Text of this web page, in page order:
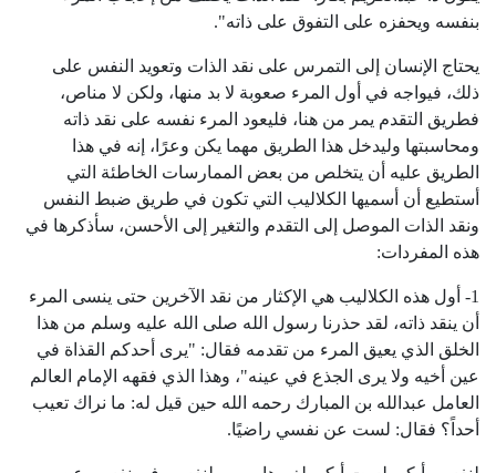
بنفسه ويحفزه على التفوق على ذاته".
يحتاج الإنسان إلى التمرس على نقد الذات وتعويد النفس على
ذلك، فيواجه في أول المرء صعوبة لا بد منها، ولكن لا مناص،
فطريق التقدم يمر من هنا، فليعود المرء نفسه على نقد ذاته
ومحاسبتها وليدخل هذا الطريق مهما يكن وعرًا، إنه في هذا
الطريق عليه أن يتخلص من بعض الممارسات الخاطئة التي
أستطيع أن أسميها الكلاليب التي تكون في طريق ضبط النفس
ونقد الذات الموصل إلى التقدم والتغير إلى الأحسن، سأذكرها في
هذه المفردات:
1- أول هذه الكلاليب هي الإكثار من نقد الآخرين حتى ينسى المرء
أن ينقد ذاته، لقد حذرنا رسول الله صلى الله عليه وسلم من هذا
الخلق الذي يعيق المرء من تقدمه فقال: "يرى أحدكم القذاة في
عين أخيه ولا يرى الجذع في عينه"، وهذا الذي فقهه الإمام العالم
العامل عبدالله بن المبارك رحمه الله حين قيل له: ما نراك تعيب
أحداً؟ فقال: لست عن نفسي راضيًا.